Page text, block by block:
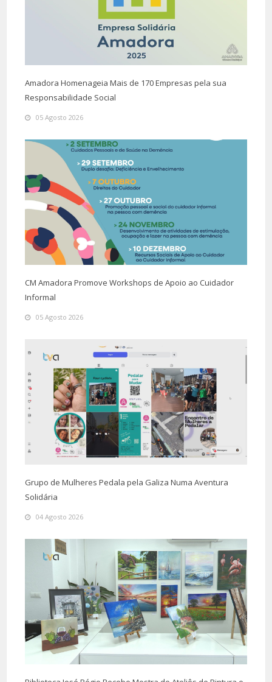
Amadora Homenageia Mais de 170 Empresas pela sua
Responsabilidade Social
05 Agosto 2026
CM Amadora Promove Workshops de Apoio ao Cuidador
Informal
05 Agosto 2026
Grupo de Mulheres Pedala pela Galiza Numa Aventura
Solidária
04 Agosto 2026